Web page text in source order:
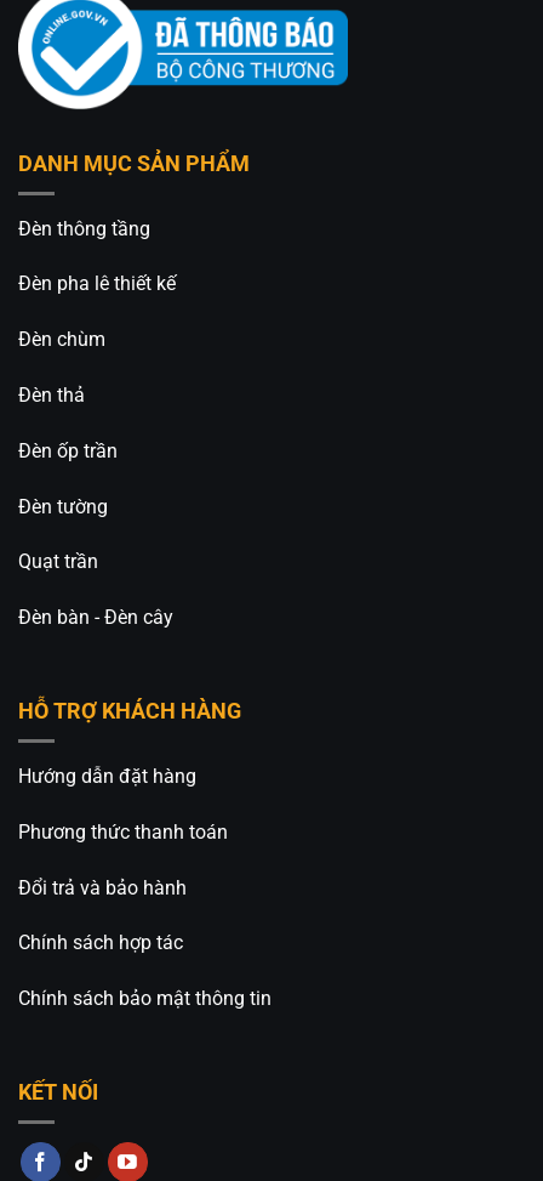
DANH MỤC SẢN PHẨM
Đèn thông tầng
Đèn pha lê thiết kế
Đèn chùm
Đèn thả
Đèn ốp trần
Đèn tường
Quạt trần
Đèn bàn - Đèn cây
HỖ TRỢ KHÁCH HÀNG
Hướng dẫn đặt hàng
Phương thức thanh toán
Đổi trả và bảo hành
Chính sách hợp tác
Chính sách bảo mật thông tin
KẾT NỐI